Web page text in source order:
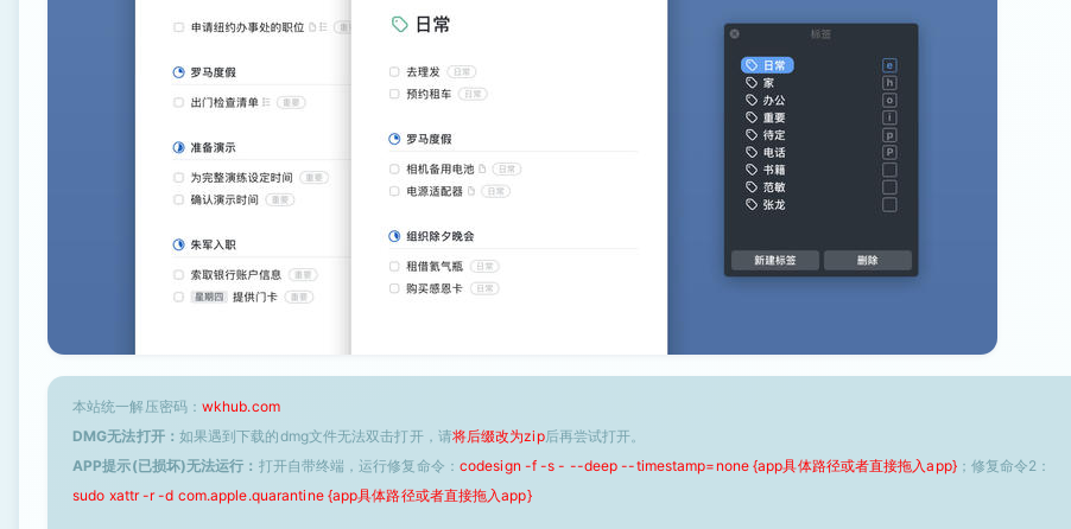
本站统一解压密码： wkhub.com
DMG无法打开： 如果遇到下载的dmg文件无法双击打开，请将后缀改为zip后再尝试打开。
APP提示(已损坏)无法运行： 打开自带终端，运行修复命令： codesign -f -s - --deep --timestamp=none {app具体路径或者直接拖入app}；修复命令2：
sudo xattr -r -d com.apple.quarantine {app具体路径或者直接拖入app}